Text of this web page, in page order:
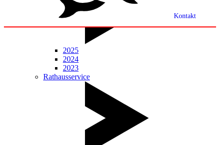
Kontakt
2025
2024
2023
Rathausservice